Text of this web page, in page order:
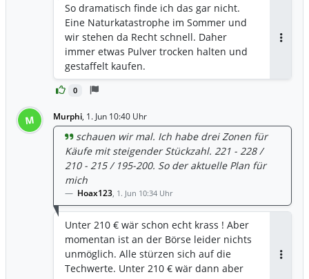
0
So dramatisch finde ich das gar nicht.
Eine Naturkatastrophe im Sommer und
wir stehen da Recht schnell. Daher
immer etwas Pulver trocken halten und
gestaffelt kaufen.
M Murphi, 1. Jun 10:40 Uhr
schauen wir mal. Ich habe drei Zonen für
Käufe mit steigender Stückzahl. 221 - 228 /
210 - 215 / 195-200. So der aktuelle Plan für
mich
Hoax123, 1. Jun 10:34 Uhr
Unter 210 € wär schon echt krass ! Aber
momentan ist an der Börse leider nichts
unmöglich. Alle stürzen sich auf die
Techwerte. Unter 210 € wär dann aber